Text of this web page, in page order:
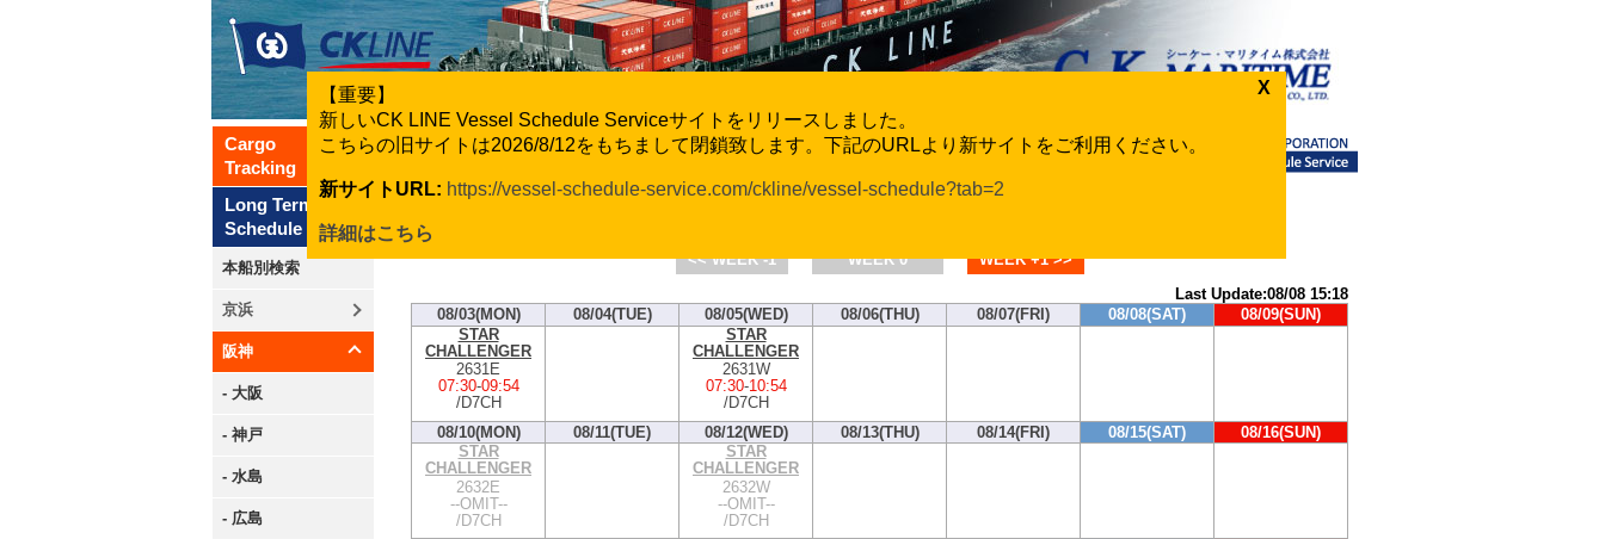
X
【重要】
新しいCK LINE Vessel Schedule Serviceサイトをリリースしました。
こちらの旧サイトは2026/8/12をもちまして閉鎖致します。下記のURLより新サイトをご利用ください。
新サイトURL: https://vessel-schedule-service.com/ckline/vessel-schedule?tab=2
詳細はこちら
Cargo
Tracking
Long Term
Schedule
本船別検索
京浜
阪神
- 大阪
- 神戸
- 水島
- 広島
CK Line Vessel Movement and Exchange Rate
<< WEEK -1 WEEK 0
WEEK +1 >>
Last Update:08/08 15:18
08/03(MON)
08/04(TUE) 08/05(WED) 08/06(THU) 08/07(FRI) 08/08(SAT)
08/09(SUN)
STAR
CHALLENGER
2631E
07:30-09:54
/D7CH
STAR
CHALLENGER
2631W
07:30-10:54
/D7CH
08/10(MON)
08/11(TUE) 08/12(WED) 08/13(THU) 08/14(FRI) 08/15(SAT)
08/16(SUN)
STAR
CHALLENGER
2632E
--OMIT--
/D7CH
STAR
CHALLENGER
2632W
--OMIT--
/D7CH